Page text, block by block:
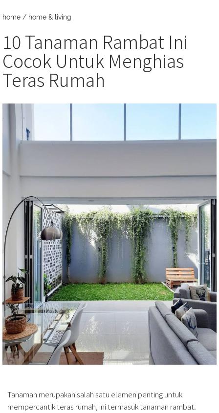
home / home & living
10 Tanaman Rambat Ini
Cocok Untuk Menghias
Teras Rumah
Tanaman merupakan salah satu elemen penting untuk
mempercantik teras rumah, ini termasuk tanaman rambat.